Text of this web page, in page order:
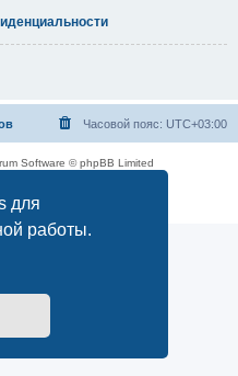
для
работы.
Часовой пояс: UTC+03:00
Software © phpBB Limited
|Правила